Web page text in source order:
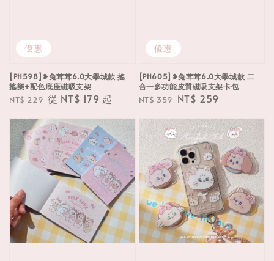
優惠
[PH598]❥兔茸茸6.0大學城款 搖
搖樂+配色底座磁吸支架
Regular
NT$ 229 Sale
從 NT$ 179 起
優惠
[PH605]❥兔茸茸6.0大學城款 二
合一多功能皮質磁吸支架卡包
Regular
NT$ 359 Sale
NT$ 259